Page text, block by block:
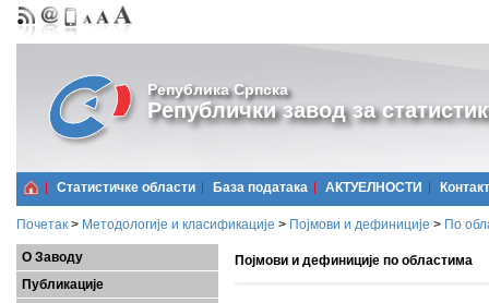
Република Српска
Републички завод за
Статистичке области Базa података АКТУЕЛНОСТИ Контакт
Почетак > Методологије и класификације > Појмови и дефиниције > По
О Заводу
Публикације
Појмови и дефиниције по областима